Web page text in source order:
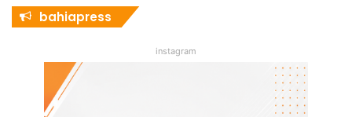
bahiapress
instagram